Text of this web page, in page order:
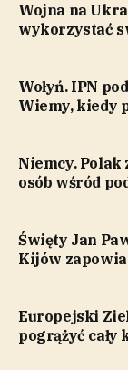
Wojna na
wykorzystać
Wołyń. IPN
Wiemy, kiedy
Niemcy.
osób wśród
Święty Jan
Kijów
Europejski
pogrążyć cały